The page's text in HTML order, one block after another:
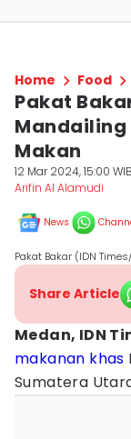
Home Food
Pakat
Mandailing
Makan
12 Mar 2024, 15:00 WIB
Arifin Al Alamudi
News
Pakat Bakar (IDN
Share Article
Medan, IDN
makanan khas
Sumatera